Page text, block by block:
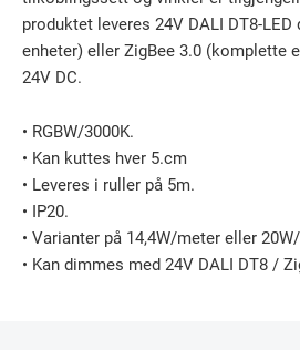
produktet leveres 24V DALI DT8-
enheter) eller ZigBee 3.0 (komplette
24V DC.
• RGBW/3000K.
• Kan kuttes hver 5.cm
• Leveres i ruller på 5m.
• IP20.
• Varianter på 14,4W/meter eller
• Kan dimmes med 24V DALI DT8 /